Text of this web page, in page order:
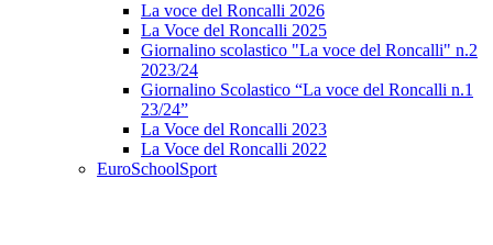
La voce del Roncalli 2026
La Voce del Roncalli 2025
Giornalino scolastico "La voce del Roncalli" n.2
2023/24
Giornalino Scolastico “La voce del Roncalli n.1
23/24”
La Voce del Roncalli 2023
La Voce del Roncalli 2022
EuroSchoolSport